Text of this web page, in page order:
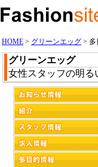
HOME > グリーンエッグ > 多
グリーンエッグ
女性スタッフの明る